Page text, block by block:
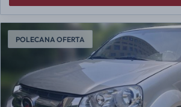
POLECANA OFERTA